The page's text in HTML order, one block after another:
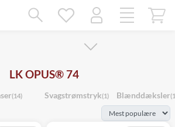
LK OPUS® 74
(14) Svagstrømstryk(1) Blænddæksler